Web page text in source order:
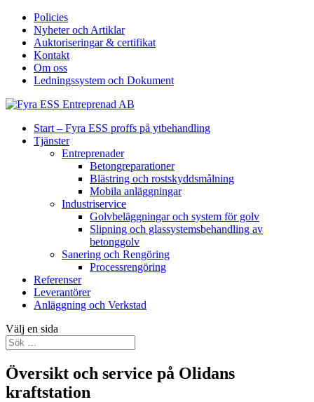
Policies
Nyheter och Artiklar
Auktoriseringar & certifikat
Kontakt
Om oss
Ledningssystem och Dokument
Start – Fyra ESS proffs på ytbehandling
Tjänster
Entreprenader
Betongreparationer
Blästring och rostskyddsmålning
Mobila anläggningar
Industriservice
Golvbeläggningar och system för golv
Slipning och glassystemsbehandling av
betonggolv
Sanering och Rengöring
Processrengöring
Referenser
Leverantörer
Anläggning och Verkstad
Välj en sida
Översikt och service på Olidans
kraftstation